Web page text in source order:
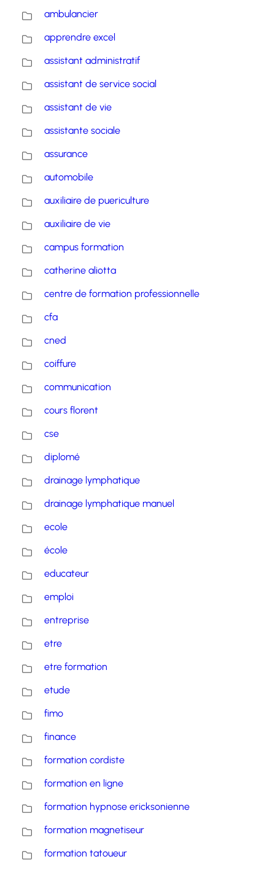
ambulancier
apprendre excel
assistant administratif
assistant de service social
assistant de vie
assistante sociale
assurance
automobile
auxiliaire de puericulture
auxiliaire de vie
campus formation
catherine aliotta
centre de formation professionnelle
cfa
cned
coiffure
communication
cours florent
cse
diplomé
drainage lymphatique
drainage lymphatique manuel
ecole
école
educateur
emploi
entreprise
etre
etre formation
etude
fimo
finance
formation cordiste
formation en ligne
formation hypnose ericksonienne
formation magnetiseur
formation tatoueur